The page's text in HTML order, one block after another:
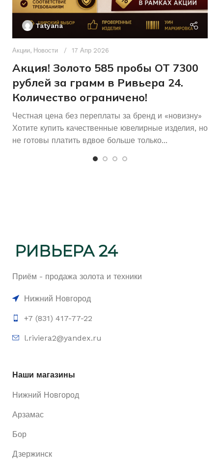
РАЗМЕР КОЛЬЦА 17
Tatyana
Акции, Новости 17 Апр 2026
Акция! Золото 585 пробы ОТ 7300
рублей за грамм в Ривьера 24.
Количество ограничено!
Честная цена без переплаты за бренд и «новизну»
Хотите купить качественные ювелирные изделия, но
не готовы платить вдвое больше только...
Приём - продажа золота и техники
Нижний Новгород
+7 (831) 417-77-22
l.riviera2@yandex.ru
Наши магазины
Нижний Новгород
Арзамас
Бор
Дзержинск